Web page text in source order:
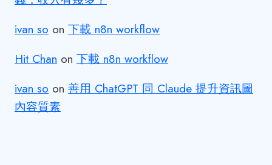
ivan so on 下載 n8n workflow
Hit Chan on 下載 n8n workflow
ivan so on 善用 ChatGPT 同 Claude 提升資訊圖
內容質素